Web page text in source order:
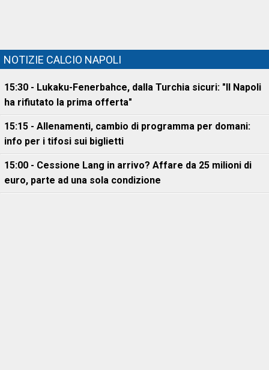
NOTIZIE CALCIO NAPOLI
15:30 - Lukaku-Fenerbahce, dalla Turchia sicuri: "Il Napoli
ha rifiutato la prima offerta"
15:15 - Allenamenti, cambio di programma per domani:
info per i tifosi sui biglietti
15:00 - Cessione Lang in arrivo? Affare da 25 milioni di
euro, parte ad una sola condizione